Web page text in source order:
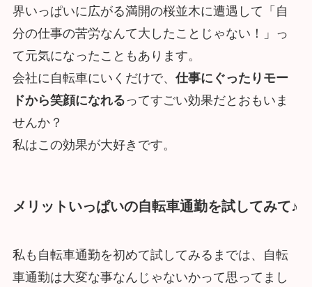
界いっぱいに広がる満開の桜並木に遭遇して「自
分の仕事の苦労なんて大したことじゃない！」っ
て元気になったこともあります。
会社に自転車にいくだけで、 仕事にぐったりモー
ドから笑顔になれるってすごい効果だとおもいま
せんか？
私はこの効果が大好きです。
メリットいっぱいの自転車通勤を試してみて♪
私も自転車通勤を初めて試してみるまでは、自転
車通勤は大変な事なんじゃないかって思ってまし